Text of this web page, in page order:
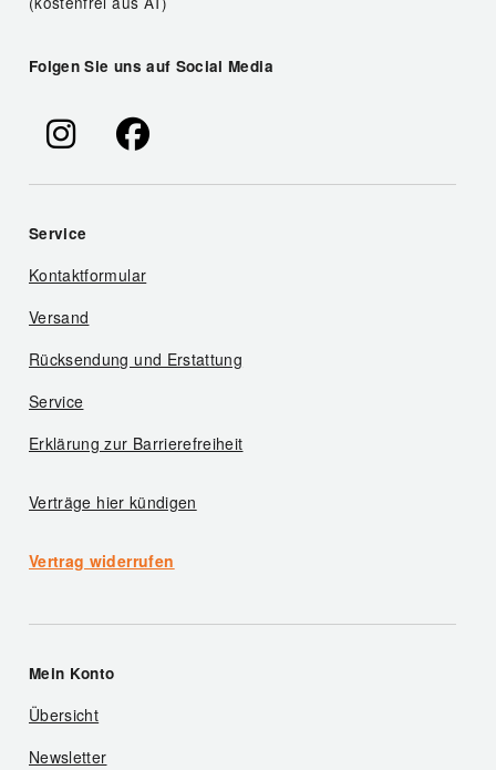
Folgen Sie uns auf Social Media
Service
Kontaktformular
Versand
Rücksendung und Erstattung
Service
Erklärung zur Barrierefreiheit
Verträge hier kündigen
Vertrag widerrufen
Mein Konto
Übersicht
Newsletter